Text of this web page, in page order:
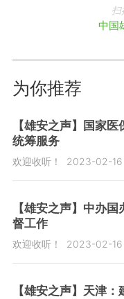
扫
中国
为你推荐
【雄安之声】国家
统筹服务
欢迎收听！ 2023-02-16
【雄安之声】中办
督工作
欢迎收听！ 2023-02-16
【雄安之声】天津：